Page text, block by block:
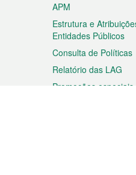
APM
Estrutura e
Entidades Públicos
Consulta de Políticas
Relatório das LAG
Promoções especiais